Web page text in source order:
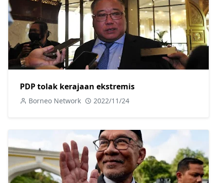
PDP tolak kerajaan ekstremis
Borneo Network 2022/11/24